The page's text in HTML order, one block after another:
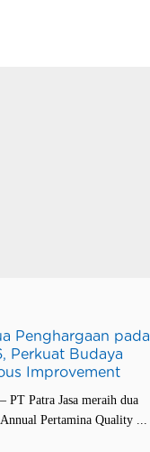
Penghargaan pada
Perkuat Budaya
Improvement
PT Patra Jasa meraih dua
Pertamina Quality ...